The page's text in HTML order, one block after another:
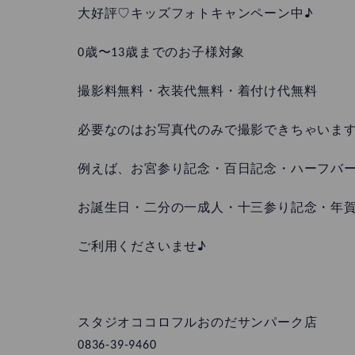
大好評♡キッズフォトキャンペーン中♪
0歳〜13歳までのお子様対象
撮影料無料・衣装代無料・着付け代無料
必要なのはお写真代のみで撮影できちゃいま
例えば、お宮参り記念・百日記念・ハーフバ
お誕生日・二分の一成人・十三参り記念・年
ご利用くださいませ♪
スタジオココロフルおのだサンパーク店
0836-39-9460